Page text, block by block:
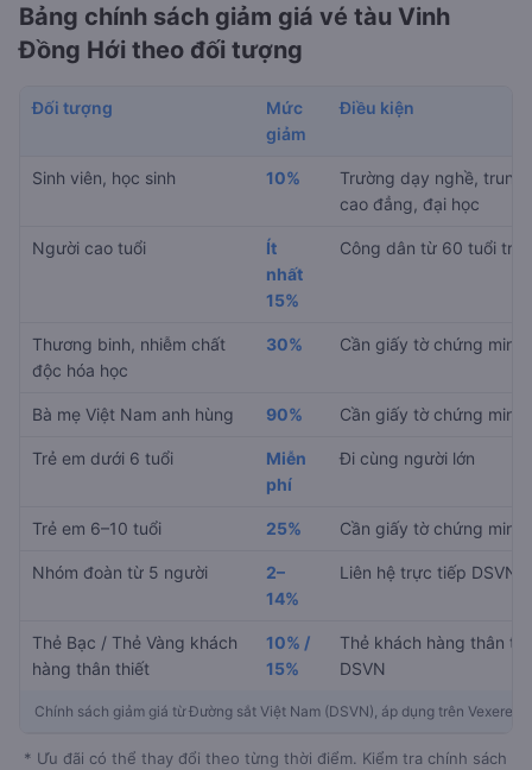
Bảng chính sách giảm giá vé tàu Vinh
Đồng Hới theo đối tượng
Chính sách giảm giá từ Đường sắt Việt Nam (DSVN), áp dụng trên Vexere
Đối tượng
Mức
giảm
Điều kiện
Sinh viên, học sinh 10%
Trường dạy nghề, trung
cao đẳng, đại học
Người cao tuổi
Ít
nhất
15%
Công dân từ 60 tuổi trở
Thương binh, nhiễm chất
độc hóa học
30% Cần giấy tờ chứng minh
Bà mẹ Việt Nam anh hùng 90% Cần giấy tờ chứng minh
Trẻ em dưới 6 tuổi
Miễn
phí
Đi cùng người lớn
Trẻ em 6–10 tuổi 25% Cần giấy tờ chứng minh
Nhóm đoàn từ 5 người
2–
14%
Liên hệ trực tiếp DSVN
Thẻ Bạc / Thẻ Vàng khách
hàng thân thiết
10% /
15%
Thẻ khách hàng thân
DSVN
* Ưu đãi có thể thay đổi theo từng thời điểm. Kiểm tra chính sách